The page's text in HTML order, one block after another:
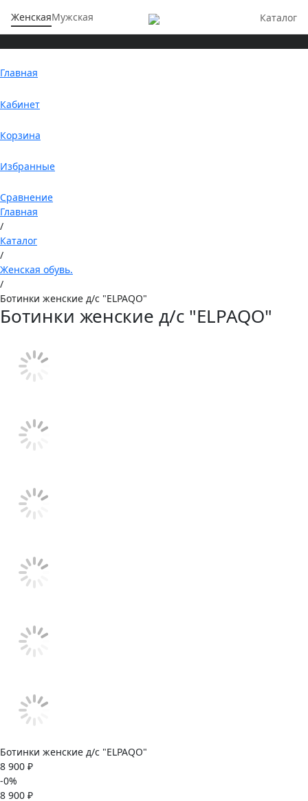
ЖенскаяМужская Каталог
Главная
Кабинет
Корзина
Избранные
Сравнение
Главная
/
Каталог
/
Женская обувь.
/
Ботинки женские д/с "ELPAQO"
Ботинки женские д/с "ELPAQO"
Ботинки женские д/с "ELPAQO"
8 900 ₽
-0%
8 900 ₽